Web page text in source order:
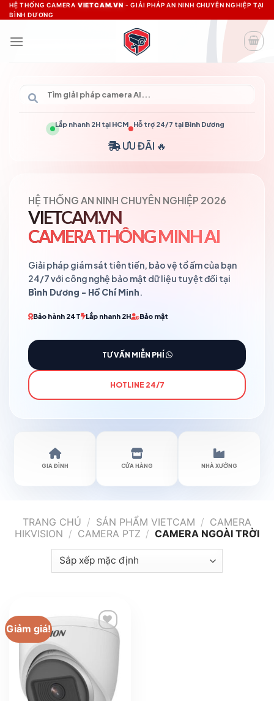
Skip
to
content
HỆ THỐNG CAMERA VIETCAM.VN - GIẢI PHÁP AN NINH CHUYÊN NGHIỆP TẠI
BÌNH DƯƠNG
Lắp nhanh 2H tại HCM Hỗ trợ 24/7 tại Bình Dương
ƯU ĐÃI 🔥
HỆ THỐNG AN NINH CHUYÊN NGHIỆP 2026
VIETCAM.VN
CAMERA THÔNG MINH AI
Giải pháp giám sát tiên tiến, bảo vệ tổ ấm của bạn
24/7 với công nghệ bảo mật dữ liệu tuyệt đối tại
Bình Dương - Hồ Chí Minh.
Bảo hành 24T Lắp nhanh 2H Bảo mật
TƯ VẤN MIỄN PHÍ
HOTLINE 24/7
GIA ĐÌNH CỬA HÀNG NHÀ XƯỞNG
TRANG CHỦ / SẢN PHẨM VIETCAM / CAMERA
HIKVISION / CAMERA PTZ / CAMERA NGOÀI TRỜI
Giảm giá!